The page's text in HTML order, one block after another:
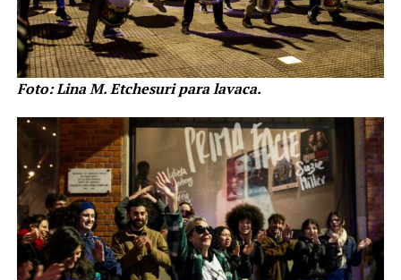
Foto: Lina M. Etchesuri para lavaca.